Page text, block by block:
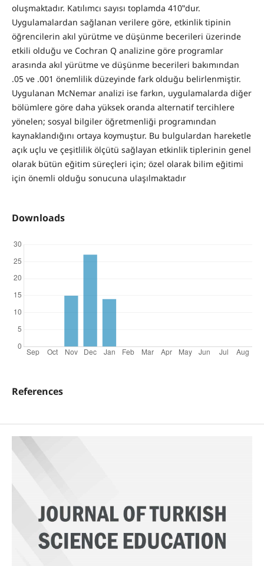
oluşmaktadır. Katılımcı sayısı toplamda 410‟dur.
Uygulamalardan sağlanan verilere göre, etkinlik tipinin
öğrencilerin akıl yürütme ve düşünme becerileri üzerinde
etkili olduğu ve Cochran Q analizine göre programlar
arasında akıl yürütme ve düşünme becerileri bakımından
.05 ve .001 önemlilik düzeyinde fark olduğu belirlenmiştir.
Uygulanan McNemar analizi ise farkın, uygulamalarda diğer
bölümlere göre daha yüksek oranda alternatif tercihlere
yönelen; sosyal bilgiler öğretmenliği programından
kaynaklandığını ortaya koymuştur. Bu bulgulardan hareketle
açık uçlu ve çeşitlilik ölçütü sağlayan etkinlik tiplerinin genel
olarak bütün eğitim süreçleri için; özel olarak bilim eğitimi
için önemli olduğu sonucuna ulaşılmaktadır
Downloads
References